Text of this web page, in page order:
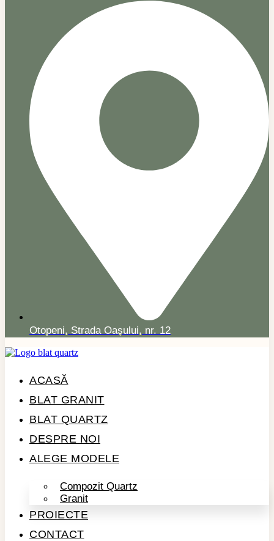
Otopeni, Strada Oașului, nr. 12
ACASĂ
BLAT GRANIT
BLAT QUARTZ
DESPRE NOI
ALEGE MODELE
Compozit Quartz
Granit
PROIECTE
CONTACT